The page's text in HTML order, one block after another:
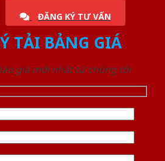
ĐĂNG KÝ TƯ VẤN
TẢI BẢNG GIÁ
giá mới nhất từ chúng tôi